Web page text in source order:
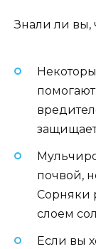
Знали ли вы,
помогают
почвой,
Сорняки
слоем
Если вы